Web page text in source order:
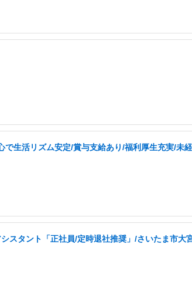
生活リズム安定/賞与支給あり/福利厚生充実/未
スタント「正社員/定時退社推奨」/さいたま市大